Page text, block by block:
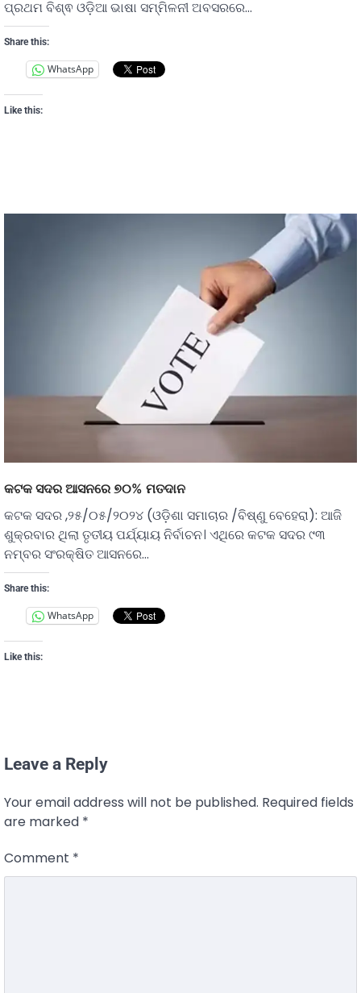
ପ୍ରଥମ ବିଶ୍ଵ ଓଡ଼ିଆ ଭାଷା ସମ୍ମିଳନୀ ଅବସରରେ…
Share this:
WhatsApp
Like this:
କଟକ ସଦର ଆସନରେ ୭୦% ମତଦାନ
କଟକ ସଦର ,୨୫/୦୫/୨୦୨୪ (ଓଡ଼ିଶା ସମାଚାର /ବିଷ୍ଣୁ ବେହେରା): ଆଜି
ଶୁକ୍ରବାର ଥିଲା ତୃତୀୟ ପର୍ଯ୍ୟାୟ ନିର୍ବାଚନ। ଏଥିରେ କଟକ ସଦର ୯୩
ନମ୍ବର ସଂରକ୍ଷିତ ଆସନରେ…
Share this:
WhatsApp
Like this:
Leave a Reply
Your email address will not be published. Required fields
are marked *
Comment *